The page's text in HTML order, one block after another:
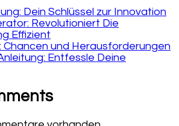
Dein Schlüssel zur Innovation
Revolutioniert Die
Effizient
Chancen und Herausforderungen
Entfessle Deine